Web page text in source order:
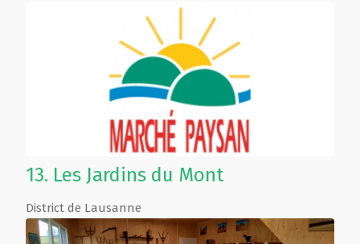
13. Les Jardins du Mont
District de Lausanne